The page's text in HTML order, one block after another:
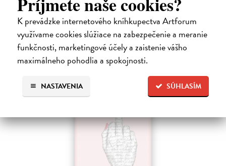
K prevádzke internetového kníhkupectva Artforum
využívame cookies slúžiace na zabezpečenie a meranie
funkčnosti, marketingové účely a zaistenie vášho
maximálneho pohodlia a spokojnosti.
SÚHLASÍM
NASTAVENIA
13,71 €
14,90 € ?